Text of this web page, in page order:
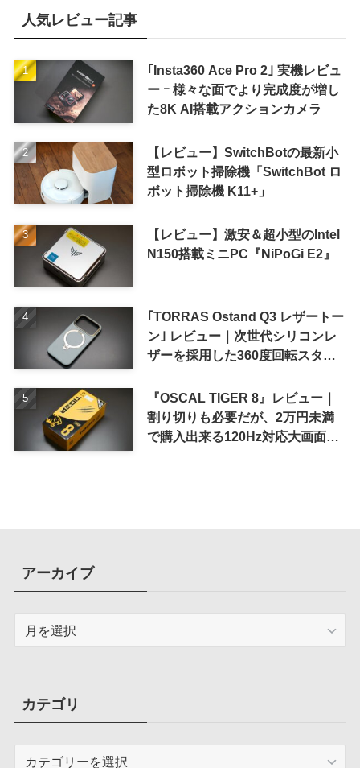
人気レビュー記事
｢Insta360 Ace Pro 2｣ 実機レビュ
ー ｰ 様々な面でより完成度が増し
た8K AI搭載アクションカメラ
【レビュー】SwitchBotの最新小
型ロボット掃除機「SwitchBot ロ
ボット掃除機 K11+」
【レビュー】激安＆超小型のIntel
N150搭載ミニPC『NiPoGi E2』
｢TORRAS Ostand Q3 レザートー
ン｣ レビュー｜次世代シリコンレ
ザーを採用した360度回転スタン
『OSCAL TIGER 8』レビュー｜
割り切りも必要だが、2万円未満
で購入出来る120Hz対応大画面ス
アーカイブ
ブカテゴリ